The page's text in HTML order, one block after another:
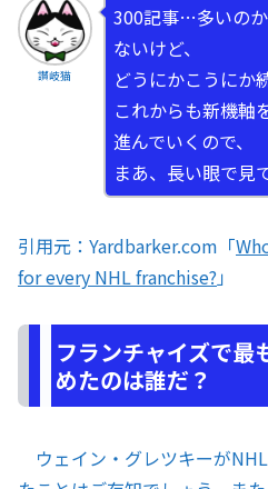
讃岐猫
300記事…多いの
ないけど、
どうにかこうにか
これからも新機軸
進んでいくので、
まあ、長い眼で見
引用元：Yardbarker.com「
for every NHL franchise?」
フランチャイズで最
めたのは誰だ？
ウェイン・グレツキーが